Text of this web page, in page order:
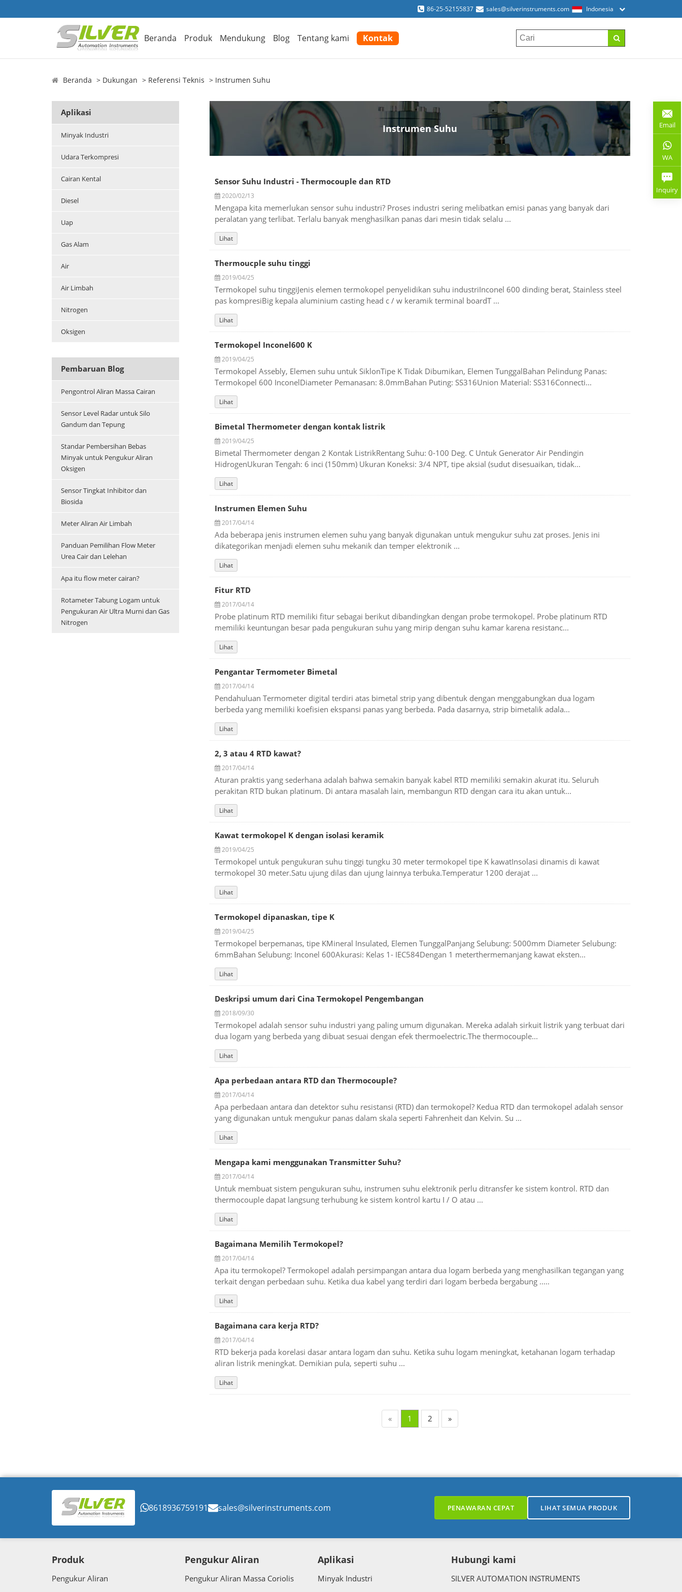
86-25-52155837 sales@silverinstruments.com Indonesia
Beranda Produk Mendukung Blog Tentang kami Kontak
Beranda Dukungan Referensi Teknis Instrumen Suhu
Aplikasi
Minyak Industri
Udara Terkompresi
Cairan Kental
Diesel
Uap
Gas Alam
Air
Air Limbah
Nitrogen
Oksigen
Pembaruan Blog
Pengontrol Aliran Massa Cairan
Sensor Level Radar untuk Silo
Gandum dan Tepung
Standar Pembersihan Bebas
Minyak untuk Pengukur Aliran
Oksigen
Sensor Tingkat Inhibitor dan
Biosida
Meter Aliran Air Limbah
Panduan Pemilihan Flow Meter
Urea Cair dan Lelehan
Apa itu flow meter cairan?
Rotameter Tabung Logam untuk
Pengukuran Air Ultra Murni dan Gas
Nitrogen
Instrumen Suhu
Sensor Suhu Industri - Thermocouple dan RTD
2020/02/13
Mengapa kita memerlukan sensor suhu industri? Proses industri sering melibatkan emisi panas yang banyak dari
peralatan yang terlibat. Terlalu banyak menghasilkan panas dari mesin tidak selalu ...
Lihat
Thermoucple suhu tinggi
2019/04/25
Termokopel suhu tinggiJenis elemen termokopel penyelidikan suhu industriInconel 600 dinding berat, Stainless steel
pas kompresiBig kepala aluminium casting head c / w keramik terminal boardT ...
Lihat
Termokopel Inconel600 K
2019/04/25
Termokopel Assebly, Elemen suhu untuk SiklonTipe K Tidak Dibumikan, Elemen TunggalBahan Pelindung Panas:
Termokopel 600 InconelDiameter Pemanasan: 8.0mmBahan Puting: SS316Union Material: SS316Connecti...
Lihat
Bimetal Thermometer dengan kontak listrik
2019/04/25
Bimetal Thermometer dengan 2 Kontak ListrikRentang Suhu: 0-100 Deg. C Untuk Generator Air Pendingin
HidrogenUkuran Tengah: 6 inci (150mm) Ukuran Koneksi: 3/4 NPT, tipe aksial (sudut disesuaikan, tidak...
Lihat
Instrumen Elemen Suhu
2017/04/14
Ada beberapa jenis instrumen elemen suhu yang banyak digunakan untuk mengukur suhu zat proses. Jenis ini
dikategorikan menjadi elemen suhu mekanik dan temper elektronik ...
Lihat
Fitur RTD
2017/04/14
Probe platinum RTD memiliki fitur sebagai berikut dibandingkan dengan probe termokopel. Probe platinum RTD
memiliki keuntungan besar pada pengukuran suhu yang mirip dengan suhu kamar karena resistanc...
Lihat
Pengantar Termometer Bimetal
2017/04/14
Pendahuluan Termometer digital terdiri atas bimetal strip yang dibentuk dengan menggabungkan dua logam
berbeda yang memiliki koefisien ekspansi panas yang berbeda. Pada dasarnya, strip bimetalik adala...
Lihat
2, 3 atau 4 RTD kawat?
2017/04/14
Aturan praktis yang sederhana adalah bahwa semakin banyak kabel RTD memiliki semakin akurat itu. Seluruh
perakitan RTD bukan platinum. Di antara masalah lain, membangun RTD dengan cara itu akan untuk...
Lihat
Kawat termokopel K dengan isolasi keramik
2019/04/25
Termokopel untuk pengukuran suhu tinggi tungku 30 meter termokopel tipe K kawatInsolasi dinamis di kawat
termokopel 30 meter.Satu ujung dilas dan ujung lainnya terbuka.Temperatur 1200 derajat ...
Lihat
Termokopel dipanaskan, tipe K
2019/04/25
Termokopel berpemanas, tipe KMineral Insulated, Elemen TunggalPanjang Selubung: 5000mm Diameter Selubung:
6mmBahan Selubung: Inconel 600Akurasi: Kelas 1- IEC584Dengan 1 meterthermemanjang kawat eksten...
Lihat
Deskripsi umum dari Cina Termokopel Pengembangan
2018/09/30
Termokopel adalah sensor suhu industri yang paling umum digunakan. Mereka adalah sirkuit listrik yang terbuat dari
dua logam yang berbeda yang dibuat sesuai dengan efek thermoelectric.The thermocouple...
Lihat
Apa perbedaan antara RTD dan Thermocouple?
2017/04/14
Apa perbedaan antara dan detektor suhu resistansi (RTD) dan termokopel? Kedua RTD dan termokopel adalah sensor
yang digunakan untuk mengukur panas dalam skala seperti Fahrenheit dan Kelvin. Su ...
Lihat
Mengapa kami menggunakan Transmitter Suhu?
2017/04/14
Untuk membuat sistem pengukuran suhu, instrumen suhu elektronik perlu ditransfer ke sistem kontrol. RTD dan
thermocouple dapat langsung terhubung ke sistem kontrol kartu I / O atau ...
Lihat
Bagaimana Memilih Termokopel?
2017/04/14
Apa itu termokopel? Termokopel adalah persimpangan antara dua logam berbeda yang menghasilkan tegangan yang
terkait dengan perbedaan suhu. Ketika dua kabel yang terdiri dari logam berbeda bergabung .....
Lihat
Bagaimana cara kerja RTD?
2017/04/14
RTD bekerja pada korelasi dasar antara logam dan suhu. Ketika suhu logam meningkat, ketahanan logam terhadap
aliran listrik meningkat. Demikian pula, seperti suhu ...
Lihat
« 1 2 »
8618936759191 sales@silverinstruments.com PENAWARAN CEPAT LIHAT SEMUA PRODUK
Produk
Pengukur Aliran
Pengukur Aliran
Pengukur Aliran Massa Coriolis
Aplikasi
Minyak Industri
Hubungi kami
SILVER AUTOMATION INSTRUMENTS
Email
WA
Inquiry